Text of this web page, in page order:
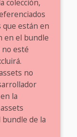
colección,
que están en
en el bundle
no esté
no
la
de la